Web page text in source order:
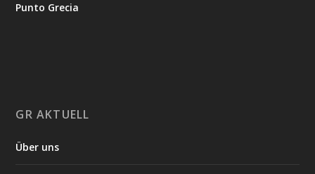
Punto Grecia
GR AKTUELL
Über uns